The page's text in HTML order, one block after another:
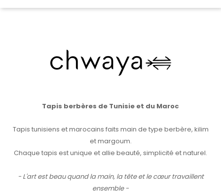
Tapis berbères de Tunisie et du Maroc
Tapis tunisiens et marocains faits main de type berbère, kilim
et margoum.
Chaque tapis est unique et allie beauté, simplicité et naturel.
- L'art est beau quand la main, la tête et le cœur travaillent
ensemble -